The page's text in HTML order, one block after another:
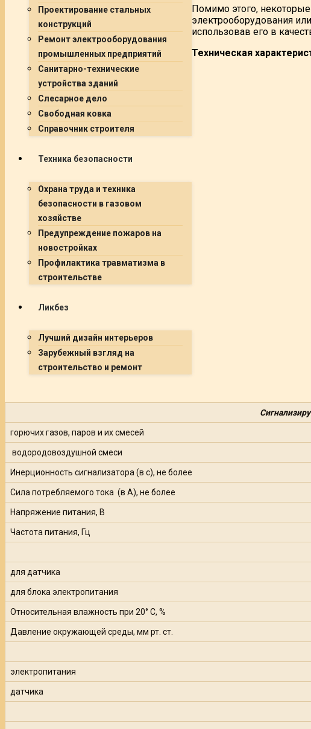
Проектирование стальных
конструкций
Ремонт электрооборудования
промышленных предприятий
Санитарно-технические
устройства зданий
Слесарное дело
Свободная ковка
Справочник строителя
Техника безопасности
Охрана труда и техника
безопасности в газовом
хозяйстве
Предупреждение пожаров на
новостройках
Профилактика травматизма в
строительстве
Ликбез
Лучший дизайн интерьеров
Зарубежный взгляд на
строительство и ремонт
Помимо этого,
электрооборудования
использовав его в
Техническая
горючих газов, паров и их смесей
водородовоздушной смеси
Инерционность сигнализатора (в с), не более
Сила потребляемого тока (в А), не более
Напряжение питания, В
Частота питания, Гц
для датчика
для блока электропитания
Относительная влажность при 20° С, %
Давление окружающей среды, мм рт. ст.
электропитания
датчика